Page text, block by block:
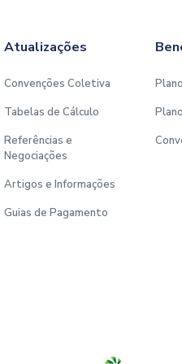
Atualizações
Convenções Coletiva
Tabelas de Cálculo
Referências e
Negociações
Artigos e Informações
Guias de Pagamento